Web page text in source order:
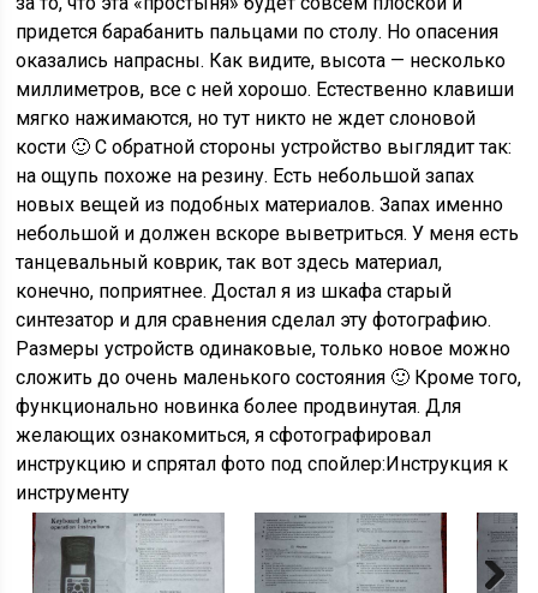
придется барабанить пальцами по столу. Но опасения
оказались напрасны. Как видите, высота — несколько
миллиметров, все с ней хорошо. Естественно клавиши
мягко нажимаются, но тут никто не ждет слоновой
кости 🙂 С обратной стороны устройство выглядит так:
на ощупь похоже на резину. Есть небольшой запах
новых вещей из подобных материалов. Запах именно
небольшой и должен вскоре выветриться. У меня есть
танцевальный коврик, так вот здесь материал,
конечно, поприятнее. Достал я из шкафа старый
синтезатор и для сравнения сделал эту фотографию.
Размеры устройств одинаковые, только новое можно
сложить до очень маленького состояния 🙂 Кроме того,
функционально новинка более продвинутая. Для
желающих ознакомиться, я сфотографировал
инструкцию и спрятал фото под спойлер:Инструкция к
инструменту